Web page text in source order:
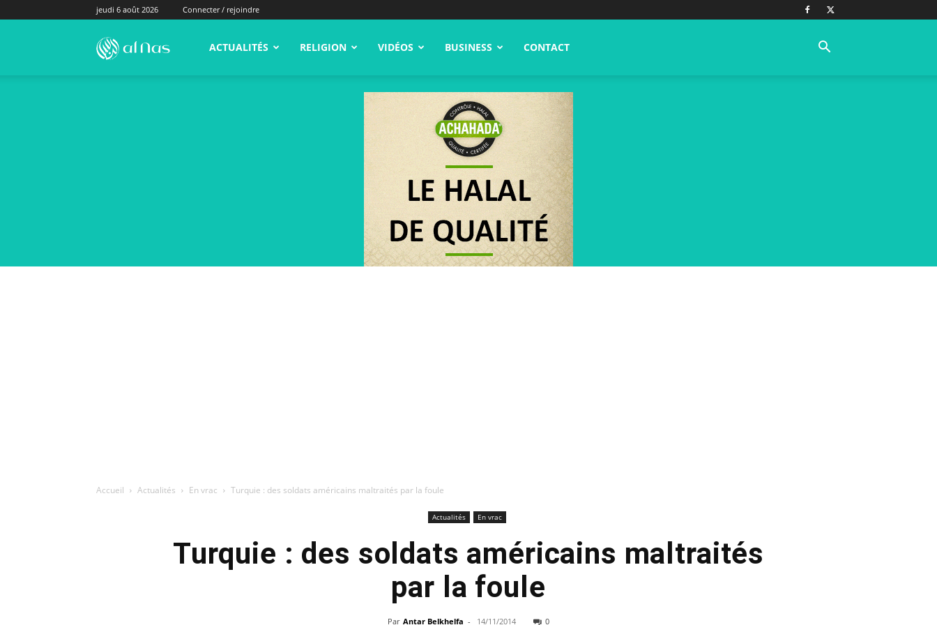
jeudi 6 août 2026 Connecter / rejoindre
alNas.fr ACTUALITÉS RELIGION VIDÉOS BUSINESS CONTACT
Accueil Actualités En vrac Turquie : des soldats américains maltraités par la foule
Actualités En vrac
Turquie : des soldats américains maltraités
par la foule
Par Antar Belkhelfa - 14/11/2014 0